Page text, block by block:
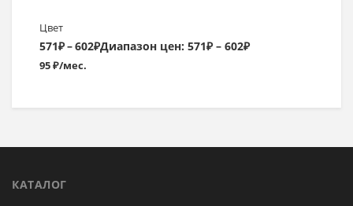
Цвет
571₽–602₽Диапазон цен: 571₽ – 602₽
95 ₽/мес.
КАТАЛОГ